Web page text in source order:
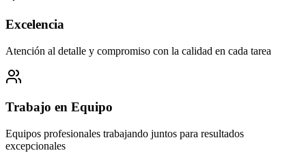
Excelencia
Atención al detalle y compromiso con la calidad en cada tarea
Trabajo en Equipo
Equipos profesionales trabajando juntos para resultados
excepcionales